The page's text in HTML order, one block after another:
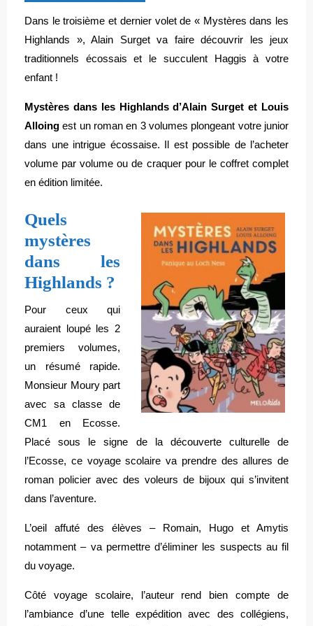
Dans le troisième et dernier volet de « Mystères dans les
Highlands », Alain Surget va faire découvrir les jeux
traditionnels écossais et le succulent Haggis à votre
enfant !
Mystères dans les Highlands d’Alain Surget et Louis
Alloing est un roman en 3 volumes plongeant votre junior
dans une intrigue écossaise. Il est possible de l’acheter
volume par volume ou de craquer pour le coffret complet
en édition limitée.
Quels
mystères
dans les
Highlands ?
Pour ceux qui
auraient loupé les 2
premiers volumes,
un résumé rapide.
Monsieur Moury part
avec sa classe de
CM1 en Ecosse.
Placé sous le signe de la découverte culturelle de
l’Ecosse, ce voyage scolaire va prendre des allures de
roman policier avec des voleurs de bijoux qui s’invitent
dans l’aventure.
L’oeil affuté des élèves – Romain, Hugo et Amytis
notamment – va permettre d’éliminer les suspects au fil
du voyage.
Côté voyage scolaire, l’auteur rend bien compte de
l’ambiance d’une telle expédition avec des collégiens,